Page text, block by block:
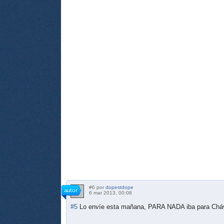
#6 por dopestdope
6 mar 2013, 00:08
#5 Lo envíe esta mañana, PARA NADA iba para